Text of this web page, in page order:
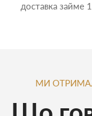
доставка займе
МИ